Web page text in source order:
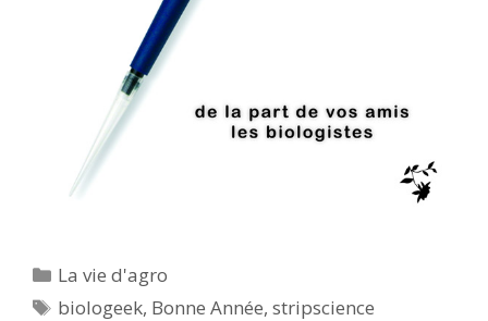
Catégories
La vie d'agro
Étiquettes
biologeek, Bonne Année,stripscience